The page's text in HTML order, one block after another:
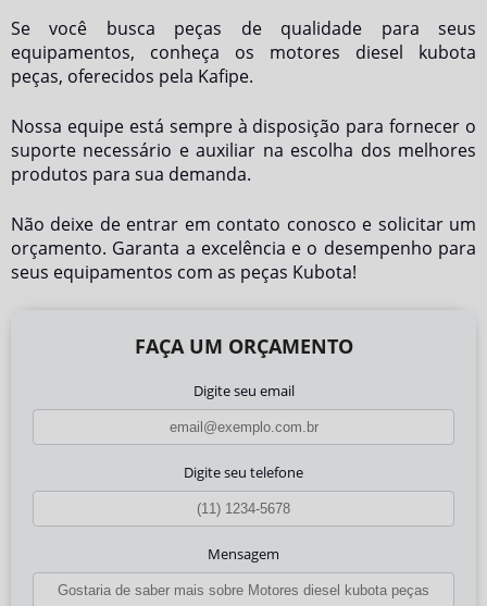
Se você busca peças de qualidade para seus
equipamentos, conheça os motores diesel kubota
peças, oferecidos pela Kafipe.
Nossa equipe está sempre à disposição para fornecer o
suporte necessário e auxiliar na escolha dos melhores
produtos para sua demanda.
Não deixe de entrar em contato conosco e solicitar um
orçamento. Garanta a excelência e o desempenho para
seus equipamentos com as peças Kubota!
FAÇA UM ORÇAMENTO
Digite seu email
Digite seu telefone
Mensagem